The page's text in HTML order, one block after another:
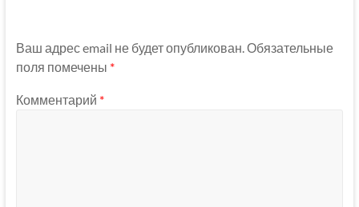
Ваш адрес email не будет опубликован. Обязательные
поля помечены *
Комментарий *